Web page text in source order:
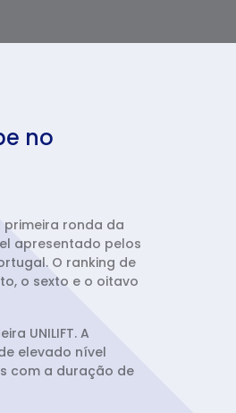
no
primeira ronda da
apresentado pelos
O ranking de
o sexto e o oitavo
UNILIFT. A
elevado nível
com a duração de